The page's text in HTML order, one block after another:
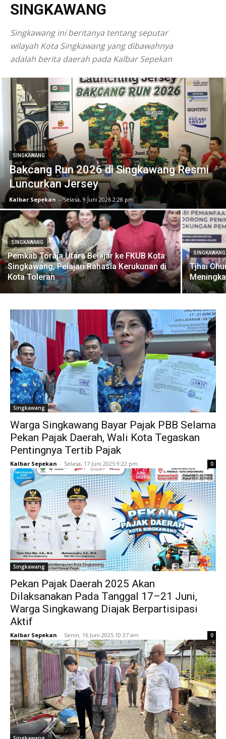
SINGKAWANG
Singkawang ini beritanya tentang seputar
wilayah Kota Singkawang yang dibawahnya
adalah berita daerah pada Kalbar Sepekan
SINGKAWANG
Bakcang Run 2026 di Singkawang Resmi
Luncurkan Jersey
Kalbar Sepekan - Selasa, 9 Juni 2026 2:28 pm
SINGKAWANG
Pemkab Toraja Utara Belajar ke FKUB Kota
Singkawang, Pelajari Rahasia Kerukunan di
Kota Toleran
SINGKAWANG
Tjhai
Singkawang
Warga Singkawang Bayar Pajak PBB Selama
Pekan Pajak Daerah, Wali Kota Tegaskan
Pentingnya Tertib Pajak
Kalbar Sepekan - Selasa, 17 Juni 2025 9:22 pm 0
Singkawang
Pekan Pajak Daerah 2025 Akan
Dilaksanakan Pada Tanggal 17–21 Juni,
Warga Singkawang Diajak Berpartisipasi
Aktif
Kalbar Sepekan - Senin, 16 Juni 2025 10:37 am 0